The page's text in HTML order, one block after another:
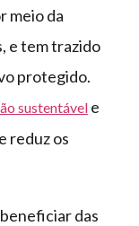
meio da
e tem trazido
protegido.
sustentável e
reduz os
das